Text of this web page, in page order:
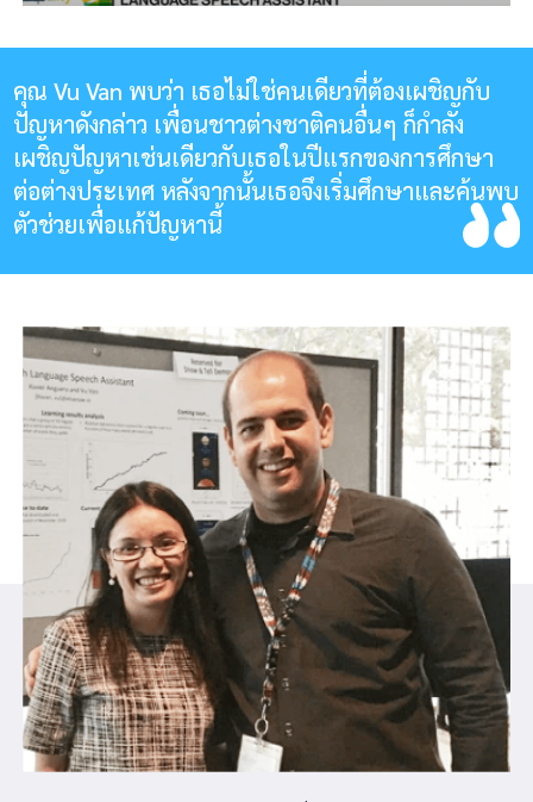
คุณ Vu Van พบว่า เธอไม่ใช่คนเดียวที่ต้องเผชิญกับ
ปัญหาดังกล่าว เพื่อนชาวต่างชาติคนอื่นๆ ก็กำลัง
เผชิญปัญหาเช่นเดียวกับเธอในปีแรกของการศึกษา
ต่อต่างประเทศ หลังจากนั้นเธอจึงเริ่มศึกษาและค้นพบ
ตัวช่วยเพื่อแก้ปัญหานี้